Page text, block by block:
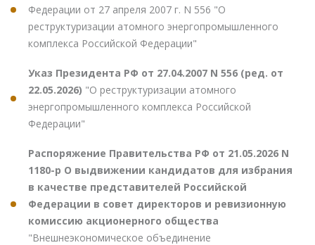
Федерации от 27 апреля 2007 г. N 556 "О
реструктуризации атомного энергопромышленного
комплекса Российской Федерации"
Указ Президента РФ от 27.04.2007 N 556 (ред. от
22.05.2026) "О реструктуризации атомного
энергопромышленного комплекса Российской
Федерации"
Распоряжение Правительства РФ от 21.05.2026 N
1180-р О выдвижении кандидатов для избрания
в качестве представителей Российской
Федерации в совет директоров и ревизионную
комиссию акционерного общества
"Внешнеэкономическое объединение